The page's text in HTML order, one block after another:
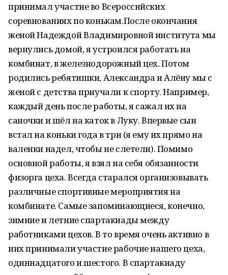
принимал участие во Всероссийских
соревнованиях по конькам.После окончания
женой Надеждой Владимировной института мы
вернулись домой, я устроился работать на
комбинат, в железнодорожный цех. Потом
родились ребятишки, Александра и Алёну мы с
женой с детства приучали к спорту. Например,
каждый день после работы, я сажал их на
саночки и шёл на каток в Луку. Впервые сын
встал на коньки года в три (я ему их прямо на
валенки надел, чтобы не слетели). Помимо
основной работы, я взял на себя обязанности
физорга цеха. Всегда старался организовывать
различные спортивные мероприятия на
комбинате. Самые запоминающиеся, конечно,
зимние и летние спартакиады между
работниками цехов. В то время очень активно в
них принимали участие рабочие нашего цеха,
одиннадцатого и шестого. В спартакиаду